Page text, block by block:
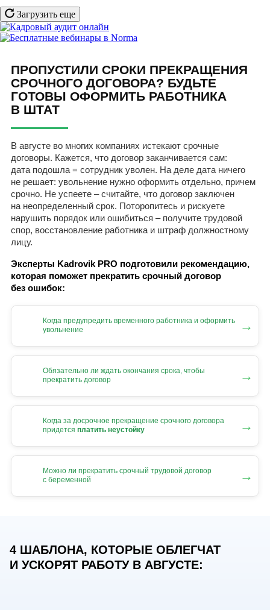
Загрузить еще
ПРОПУСТИЛИ СРОКИ ПРЕКРАЩЕНИЯ
СРОЧНОГО ДОГОВОРА? БУДЬТЕ
ГОТОВЫ ОФОРМИТЬ РАБОТНИКА
В ШТАТ
В августе во многих компаниях истекают срочные
договоры. Кажется, что договор заканчивается сам:
дата подошла = сотрудник уволен. На деле дата ничего
не решает: увольнение нужно оформить отдельно, причем
срочно. Не успеете – считайте, что договор заключен
на неопределенный срок. Поторопитесь и рискуете
нарушить порядок или ошибиться – получите трудовой
спор, восстановление работника и штраф должностному
лицу.
Эксперты Kadrovik PRO подготовили рекомендацию,
которая поможет прекратить срочный договор
без ошибок:
Когда предупредить временного работника и оформить
увольнение
→
Обязательно ли ждать окончания срока, чтобы
прекратить договор
→
Когда за досрочное прекращение срочного договора
придется платить неустойку →
Можно ли прекратить срочный трудовой договор
с беременной
→
4 ШАБЛОНА, КОТОРЫЕ ОБЛЕГЧАТ
И УСКОРЯТ РАБОТУ В АВГУСТЕ: